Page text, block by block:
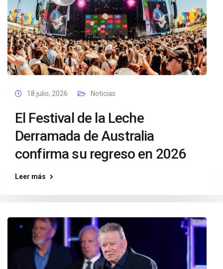
18 julio, 2026 Noticias
El Festival de la Leche
Derramada de Australia
confirma su regreso en 2026
Leer más